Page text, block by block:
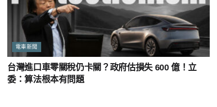
電車新聞
台灣進口車零關稅仍卡關？政府估損失 600 億！立
委：算法根本有問題